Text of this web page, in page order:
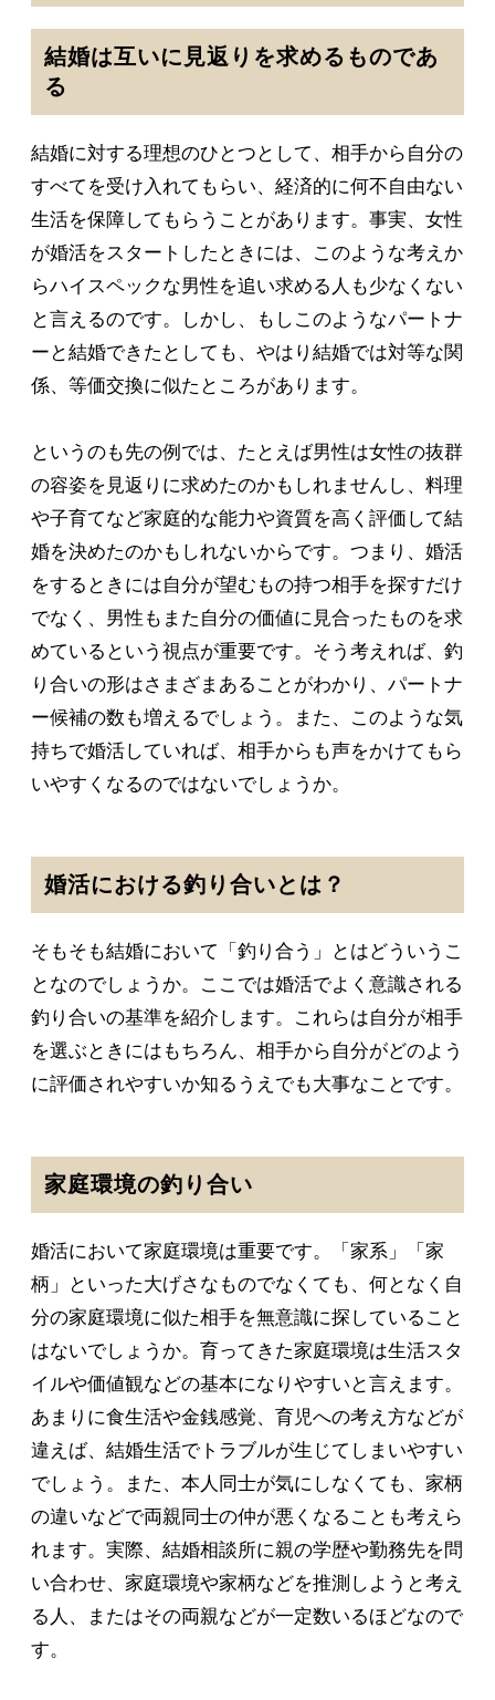
結婚は互いに見返りを求めるものであ
る
結婚に対する理想のひとつとして、相手から自分の
すべてを受け入れてもらい、経済的に何不自由ない
生活を保障してもらうことがあります。事実、女性
が婚活をスタートしたときには、このような考えか
らハイスペックな男性を追い求める人も少なくない
と言えるのです。しかし、もしこのようなパートナ
ーと結婚できたとしても、やはり結婚では対等な関
係、等価交換に似たところがあります。
というのも先の例では、たとえば男性は女性の抜群
の容姿を見返りに求めたのかもしれませんし、料理
や子育てなど家庭的な能力や資質を高く評価して結
婚を決めたのかもしれないからです。つまり、婚活
をするときには自分が望むもの持つ相手を探すだけ
でなく、男性もまた自分の価値に見合ったものを求
めているという視点が重要です。そう考えれば、釣
り合いの形はさまざまあることがわかり、パートナ
ー候補の数も増えるでしょう。また、このような気
持ちで婚活していれば、相手からも声をかけてもら
いやすくなるのではないでしょうか。
婚活における釣り合いとは？
そもそも結婚において「釣り合う」とはどういうこ
となのでしょうか。ここでは婚活でよく意識される
釣り合いの基準を紹介します。これらは自分が相手
を選ぶときにはもちろん、相手から自分がどのよう
に評価されやすいか知るうえでも大事なことです。
家庭環境の釣り合い
婚活において家庭環境は重要です。「家系」「家
柄」といった大げさなものでなくても、何となく自
分の家庭環境に似た相手を無意識に探していること
はないでしょうか。育ってきた家庭環境は生活スタ
イルや価値観などの基本になりやすいと言えます。
あまりに食生活や金銭感覚、育児への考え方などが
違えば、結婚生活でトラブルが生じてしまいやすい
でしょう。また、本人同士が気にしなくても、家柄
の違いなどで両親同士の仲が悪くなることも考えら
れます。実際、結婚相談所に親の学歴や勤務先を問
い合わせ、家庭環境や家柄などを推測しようと考え
る人、またはその両親などが一定数いるほどなので
す。